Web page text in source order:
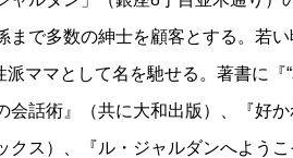
まで多数の紳士を顧客とする。若
ママとして名を馳せる。著書に『
会話術』（共に大和出版）、『好
クス）、『ル・ジャルダンへよう